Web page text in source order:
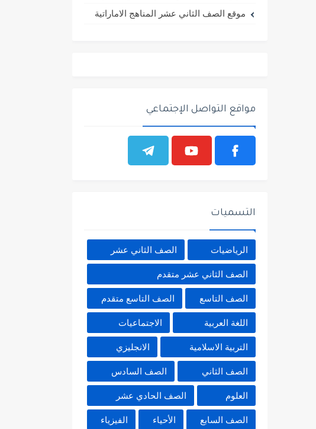
موقع الصف الثاني عشر المناهج الاماراتية
مواقع التواصل الإجتماعي
التسميات
الرياضيات الصف الثاني عشر
الصف الثاني عشر متقدم
الصف التاسع الصف التاسع متقدم
اللغة العربية الاجتماعيات
التربية الاسلامية الانجليزي
الصف الثاني الصف السادس
العلوم الصف الحادي عشر
الصف السابع الأحياء الفيزياء